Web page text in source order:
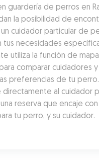
guardería de perros en
la posibilidad de
cuidador particular de
tus necesidades
utiliza la función de
comparar cuidadores
preferencias de tu
directamente al cuidador
reserva que encaje
tu perro, y su cuidador.